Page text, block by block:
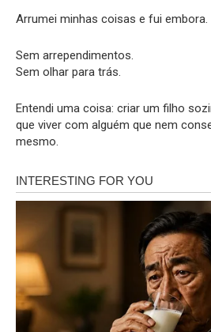
Arrumei minhas coisas e fui embora.
Sem arrependimentos.
Sem olhar para trás.
Entendi uma coisa: criar um filho
que viver com alguém que nem
mesmo.